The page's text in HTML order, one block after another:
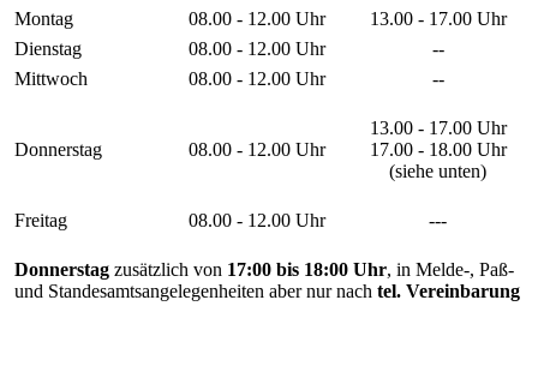
Montag 08.00 - 12.00 Uhr
13.00 - 17.00 Uhr
Dienstag
08.00 - 12.00 Uhr
--
Mittwoch
08.00 - 12.00 Uhr --
Donnerstag 08.00 - 12.00 Uhr
13.00 - 17.00 Uhr
17.00 - 18.00 Uhr
(siehe unten)
Freitag 08.00 - 12.00 Uhr ---
Donnerstag zusätzlich von 17:00 bis 18:00 Uhr, in Melde-, Paß-
und Standesamtsangelegenheiten aber nur nach tel. Vereinbarung